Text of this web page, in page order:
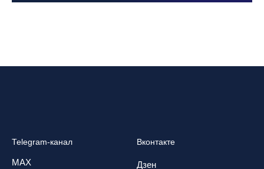
Telegram-канал Вконтакте
MAX Дзен